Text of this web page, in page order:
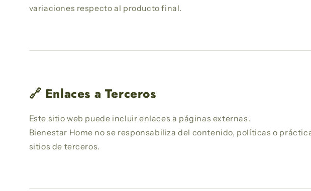
variaciones respecto al producto final.
🔗 Enlaces a Terceros
Este sitio web puede incluir enlaces a páginas externas.
Bienestar Home no se responsabiliza del contenido, políticas o
sitios de terceros.